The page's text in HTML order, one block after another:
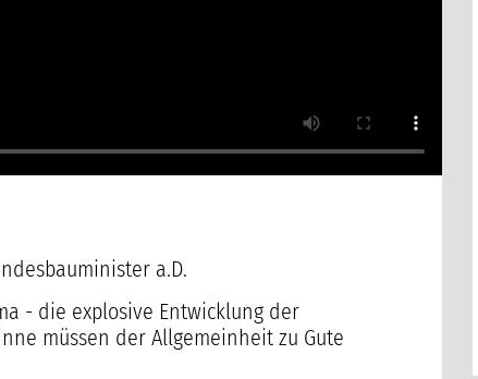
a.D.
- die explosive Entwicklung der
müssen der Allgemeinheit zu Gute